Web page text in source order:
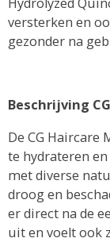
versterken en
gezonder na
Beschrijving
De CG
te hydrateren
met diverse
droog en
er direct na de
uit en voelt ook